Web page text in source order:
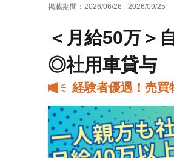
掲載期間： 2026/06/26 - 2026/09/25
＜月給50万＞
◎社用車貸与
経験者優遇！売買